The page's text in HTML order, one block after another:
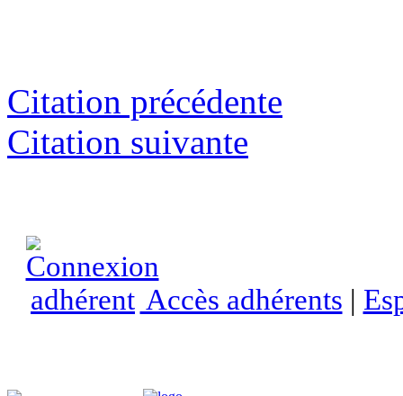
Citation précédente
Citation suivante
Accès adhérents |